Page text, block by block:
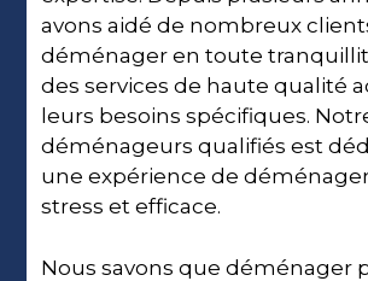
avons aidé de nombreux
déménager en toute
des services de haute qualité
leurs besoins spécifiques.
déménageurs qualifiés est
une expérience de
stress et efficace.
Nous savons que déménager